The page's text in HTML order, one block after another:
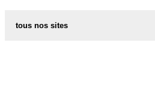
tous nos sites